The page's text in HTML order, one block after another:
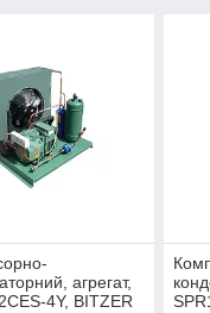
агрегат,
4Y, BITZER